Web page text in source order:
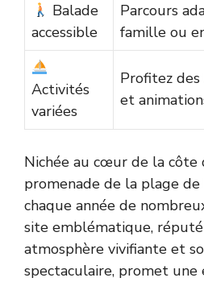
Balade
accessible
Parcours
famille ou
Activités
variées
Profitez
et
Nichée au cœur de la côte
promenade de la plage
chaque année de
site emblématique,
atmosphère vivifiante et
spectaculaire, promet une